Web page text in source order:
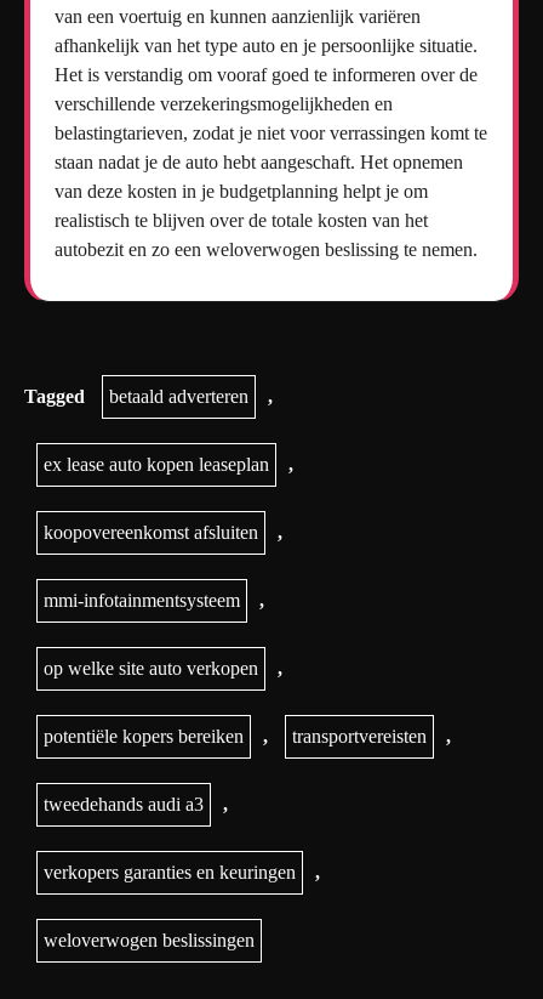
van een voertuig en kunnen aanzienlijk variëren
afhankelijk van het type auto en je persoonlijke situatie.
Het is verstandig om vooraf goed te informeren over de
verschillende verzekeringsmogelijkheden en
belastingtarieven, zodat je niet voor verrassingen komt te
staan nadat je de auto hebt aangeschaft. Het opnemen
van deze kosten in je budgetplanning helpt je om
realistisch te blijven over de totale kosten van het
autobezit en zo een weloverwogen beslissing te nemen.
Tagged betaald adverteren ,
ex lease auto kopen leaseplan ,
koopovereenkomst afsluiten ,
mmi-infotainmentsysteem ,
op welke site auto verkopen ,
potentiële kopers bereiken , transportvereisten ,
tweedehands audi a3 ,
verkopers garanties en keuringen ,
weloverwogen beslissingen